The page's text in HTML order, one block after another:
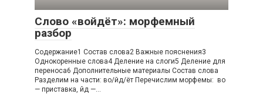
Слово «войдёт»: морфемный
разбор
Содержание1 Состав слова2 Важные пояснения3
Однокоренные слова4 Деление на слоги5 Деление для
переноса6 Дополнительные материалы Состав слова
Разделим на части: во/йд/ёт Перечислим морфемы: во
— приставка, йд —…